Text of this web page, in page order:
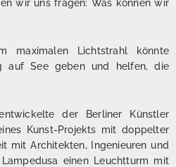
wir uns fragen: Was können wir
maximalen Lichtstrahl könnte
auf See geben und helfen, die
der Berliner Künstler
Kunst-Projekts mit doppelter
mit Architekten, Ingenieuren und
einen Leuchtturm mit